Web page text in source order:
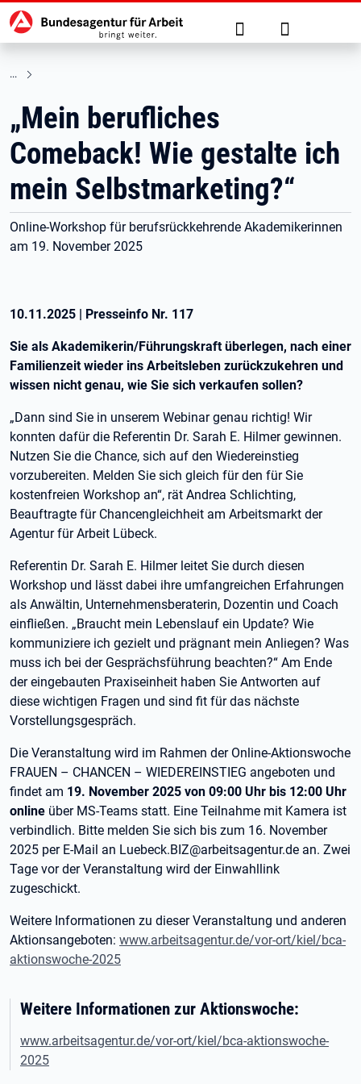
zu den Hauptinhalten springen
Hauptnavigation Suche Anmelden
„Mein berufliches
Comeback! Wie gestalte ich
mein Selbstmarketing?“
Online-Workshop für berufsrückkehrende Akademikerinnen
am 19. November 2025
10.11.2025 | Presseinfo Nr. 117
Sie als Akademikerin/Führungskraft überlegen, nach einer
Familienzeit wieder ins Arbeitsleben zurückzukehren und
wissen nicht genau, wie Sie sich verkaufen sollen?
„Dann sind Sie in unserem Webinar genau richtig! Wir
konnten dafür die Referentin Dr. Sarah E. Hilmer gewinnen.
Nutzen Sie die Chance, sich auf den Wiedereinstieg
vorzubereiten. Melden Sie sich gleich für den für Sie
kostenfreien Workshop an“, rät Andrea Schlichting,
Beauftragte für Chancengleichheit am Arbeitsmarkt der
Agentur für Arbeit Lübeck.
Referentin Dr. Sarah E. Hilmer leitet Sie durch diesen
Workshop und lässt dabei ihre umfangreichen Erfahrungen
als Anwältin, Unternehmensberaterin, Dozentin und Coach
einfließen. „Braucht mein Lebenslauf ein Update? Wie
kommuniziere ich gezielt und prägnant mein Anliegen? Was
muss ich bei der Gesprächsführung beachten?“ Am Ende
der eingebauten Praxiseinheit haben Sie Antworten auf
diese wichtigen Fragen und sind fit für das nächste
Vorstellungsgespräch.
Die Veranstaltung wird im Rahmen der Online-Aktionswoche
FRAUEN – CHANCEN – WIEDEREINSTIEG angeboten und
findet am 19. November 2025 von 09:00 Uhr bis 12:00 Uhr
online über MS-Teams statt. Eine Teilnahme mit Kamera ist
verbindlich. Bitte melden Sie sich bis zum 16. November
2025 per E-Mail an Luebeck.BIZ@arbeitsagentur.de an. Zwei
Tage vor der Veranstaltung wird der Einwahllink
zugeschickt.
Weitere Informationen zu dieser Veranstaltung und anderen
Aktionsangeboten: www.arbeitsagentur.de/vor-ort/kiel/bca-
aktionswoche-2025
Weitere Informationen zur Aktionswoche:
www.arbeitsagentur.de/vor-ort/kiel/bca-aktionswoche-
2025